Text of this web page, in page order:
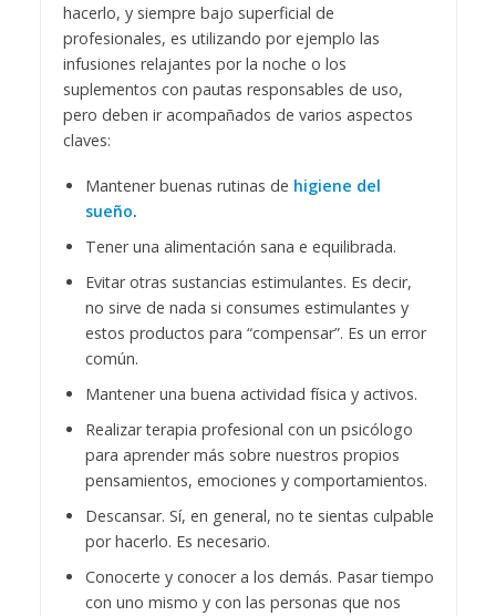
hacerlo, y siempre bajo superficial de
profesionales, es utilizando por ejemplo las
infusiones relajantes por la noche o los
suplementos con pautas responsables de uso,
pero deben ir acompañados de varios aspectos
claves:
Mantener buenas rutinas de higiene del
sueño.
Tener una alimentación sana e equilibrada.
Evitar otras sustancias estimulantes. Es decir,
no sirve de nada si consumes estimulantes y
estos productos para “compensar”. Es un error
común.
Mantener una buena actividad física y activos.
Realizar terapia profesional con un psicólogo
para aprender más sobre nuestros propios
pensamientos, emociones y comportamientos.
Descansar. Sí, en general, no te sientas culpable
por hacerlo. Es necesario.
Conocerte y conocer a los demás. Pasar tiempo
con uno mismo y con las personas que nos